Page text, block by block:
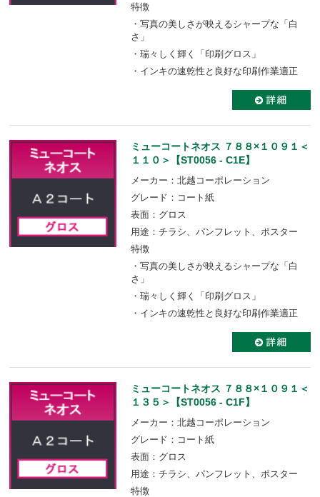
特徴
・写真の美しさが映えるシャープな「白
さ」
・瑞々しく輝く「印刷グロス」
・インキの速乾性と良好な印刷作業適正
ミューコートネオス ７８８×１０９１＜
１１０＞【ST0056 - C1E】
メーカー：北越コーポレーション
グレード：コート紙
表面：グロス
用途：チラシ、パンフレット、ポスター
特徴
・写真の美しさが映えるシャープな「白
さ」
・瑞々しく輝く「印刷グロス」
・インキの速乾性と良好な印刷作業適正
ミューコートネオス ７８８×１０９１＜
１３５＞【ST0056 - C1F】
メーカー：北越コーポレーション
グレード：コート紙
表面：グロス
用途：チラシ、パンフレット、ポスター
特徴